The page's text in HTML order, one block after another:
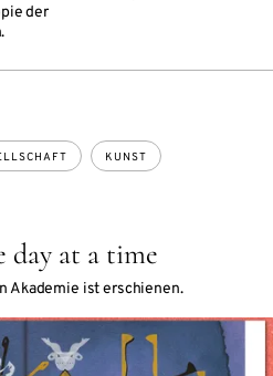
der
day at a time
Akademie ist erschienen.
KUNST